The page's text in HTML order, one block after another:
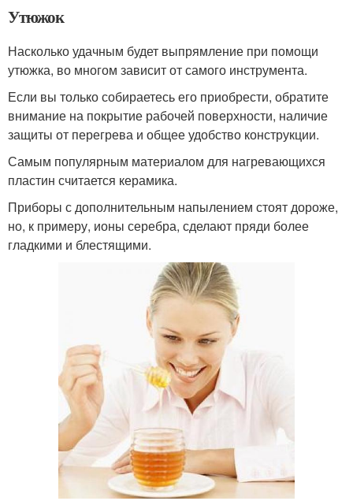
Утюжок
Насколько удачным будет выпрямление при помощи
утюжка, во многом зависит от самого инструмента.
Если вы только собираетесь его приобрести, обратите
внимание на покрытие рабочей поверхности, наличие
защиты от перегрева и общее удобство конструкции.
Самым популярным материалом для нагревающихся
пластин считается керамика.
Приборы с дополнительным напылением стоят дороже,
но, к примеру, ионы серебра, сделают пряди более
гладкими и блестящими.